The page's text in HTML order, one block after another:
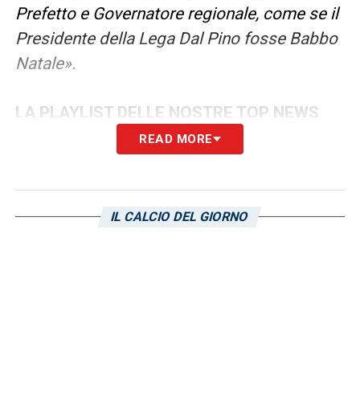
Prefetto e Governatore regionale, come se il
Presidente della Lega Dal Pino fosse Babbo
Natale».
LA PLAYLIST DELLE NOSTRE TOP NEWS
READ MORE
IL CALCIO DEL GIORNO